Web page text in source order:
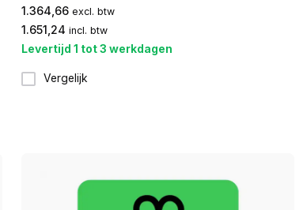
1.364,66 excl. btw
1.651,24 incl. btw
Levertijd 1 tot 3 werkdagen
Vergelijk